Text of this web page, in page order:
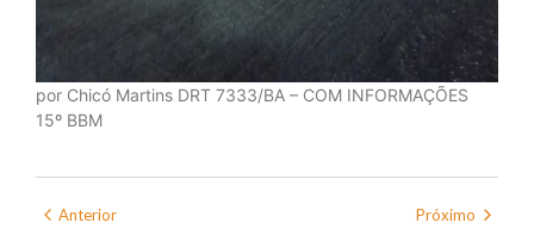
por Chicó Martins DRT 7333/BA – COM INFORMAÇÕES
15º BBM
Anterior Próximo